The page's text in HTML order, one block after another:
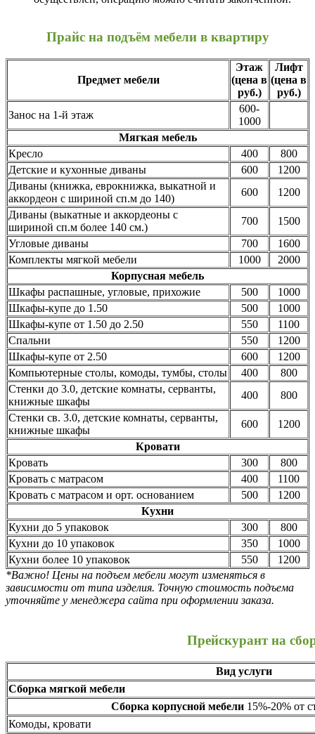
Прайс на подъём мебели в квартиру
Предмет мебели
Этаж
(цена в
руб.)
Лифт
(цена в
руб.)
Занос на 1-й этаж
600-
1000
Мягкая мебель
Кресло
400
800
Детские и кухонные диваны
600
1200
Диваны (книжка, еврокнижка, выкатной и
аккордеон с шириной сп.м до 140)
600
1200
Диваны (выкатные и аккордеоны с
шириной сп.м более 140 см.)
700
1500
Угловые диваны
700
1600
Комплекты мягкой мебели
1000
2000
Корпусная мебель
Шкафы распашные, угловые, прихожие
500
1000
Шкафы-купе до 1.50
500
1000
Шкафы-купе от 1.50 до 2.50
550
1100
Спальни
550
1200
Шкафы-купе от 2.50
600
1200
Компьютерные столы, комоды, тумбы, столы
400
800
Стенки до 3.0, детские комнаты, серванты,
книжные шкафы
400
800
Стенки св. 3.0, детские комнаты, серванты,
книжные шкафы
600
1200
Кровати
Кровать
300
800
Кровать с матрасом
400
1100
Кровать с матрасом и орт. основанием
500
1200
Кухни
Кухни до 5 упаковок
300
800
Кухни до 10 упаковок
350
1000
Кухни более 10 упаковок
550
1200
*Важно! Цены на подъем мебели могут изменяться в
зависимости от типа изделия. Точную стоимость подъема
уточняйте у менеджера сайта при оформлении заказа.
Прейскурант на
Вид услуги
Сборка мягкой мебели
Сборка корпусной мебели15%-20% от
Комоды, кровати